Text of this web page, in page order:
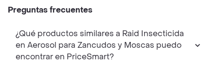
Preguntas frecuentes
¿Qué productos similares a Raid Insecticida
en Aerosol para Zancudos y Moscas puedo
encontrar en PriceSmart?